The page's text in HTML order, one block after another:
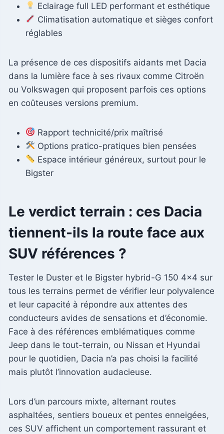
Eclairage full LED performant et esthétique
Climatisation automatique et sièges confort
réglables
La présence de ces dispositifs aidants met Dacia
dans la lumière face à ses rivaux comme Citroën
ou Volkswagen qui proposent parfois ces options
en coûteuses versions premium.
Rapport technicité/prix maîtrisé
Options pratico-pratiques bien pensées
Espace intérieur généreux, surtout pour le
Bigster
Le verdict terrain : ces Dacia
tiennent-ils la route face aux
SUV références ?
Tester le Duster et le Bigster hybrid-G 150 4×4 sur
tous les terrains permet de vérifier leur polyvalence
et leur capacité à répondre aux attentes des
conducteurs avides de sensations et d’économie.
Face à des références emblématiques comme
Jeep dans le tout-terrain, ou Nissan et Hyundai
pour le quotidien, Dacia n’a pas choisi la facilité
mais plutôt l’innovation audacieuse.
Lors d’un parcours mixte, alternant routes
asphaltées, sentiers boueux et pentes enneigées,
ces SUV affichent un comportement rassurant et